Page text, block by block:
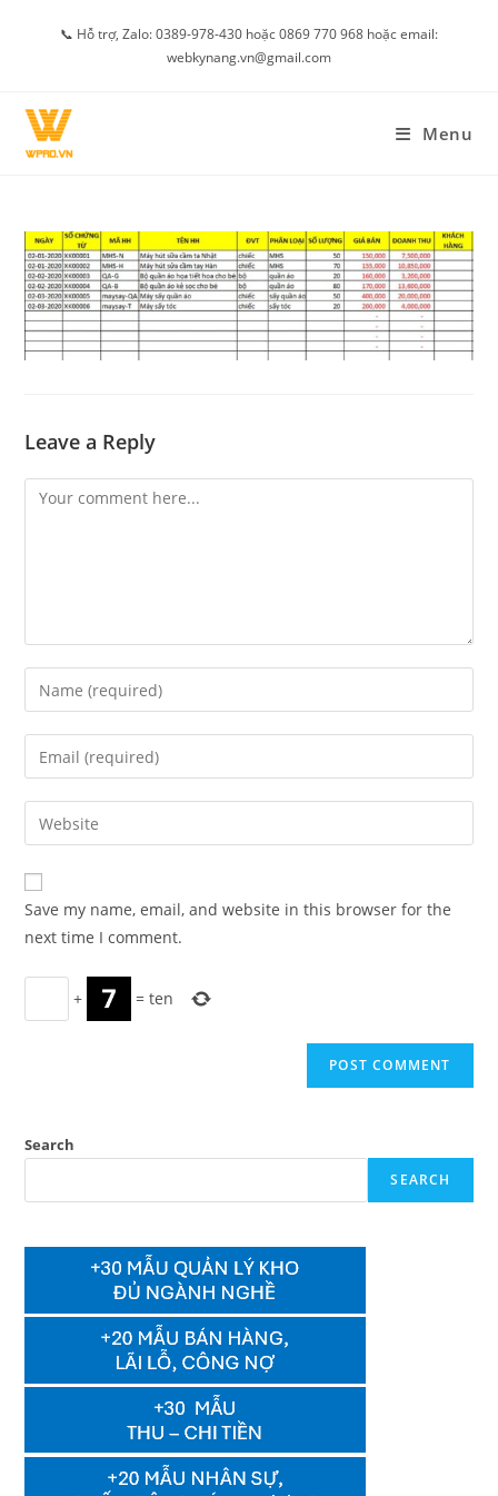
📞 Hỗ trợ, Zalo: 0389-978-430 hoặc 0869 770 968 hoặc email:
webkynang.vn@gmail.com
Menu
Leave a Reply
Comment
Enter
your
name
comment
Enter
your
email
address
comment
Enter
your
website
URL
(optional)
Save my name, email, and website in this browser for the
next time I comment.
+ =ten
Search
SEARCH